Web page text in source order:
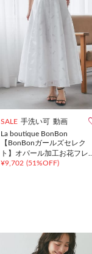
SALE 手洗い可 動画
La boutique BonBon
【BonBonガールズセレク
ト】オパール加工お花フレア
スカート
¥9,702 (51%OFF)